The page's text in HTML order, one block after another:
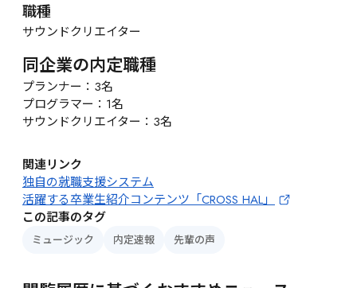
職種
サウンドクリエイター
同企業の内定職種
プランナー：3名
プログラマー：1名
サウンドクリエイター：3名
関連リンク
独自の就職支援システム
活躍する卒業生紹介コンテンツ「CROSS HAL」
この記事のタグ
ミュージック 内定速報 先輩の声